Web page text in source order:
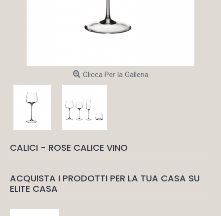
Clicca Per la Galleria
CALICI - ROSE CALICE VINO
ACQUISTA I PRODOTTI PER LA TUA CASA SU
ELITE CASA